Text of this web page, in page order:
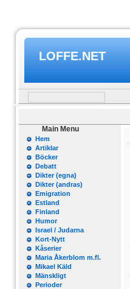
LOFFE.NET
Main Menu
Hem
Artiklar
Böcker
Debatt
Dikter (egna)
Dikter (andras)
Emigration
Estland
Finland
Humor
Israel / Judarna
Kort-Nytt
Kåserier
Maria Åkerblom m.fl.
Mikael Käld
Mänskligt
Perioder